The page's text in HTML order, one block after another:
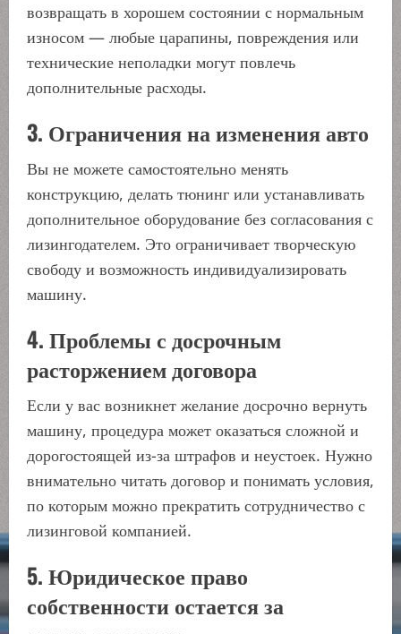
возвращать в хорошем состоянии с нормальным
износом — любые царапины, повреждения или
технические неполадки могут повлечь
дополнительные расходы.
3. Ограничения на изменения авто
Вы не можете самостоятельно менять
конструкцию, делать тюнинг или устанавливать
дополнительное оборудование без согласования с
лизингодателем. Это ограничивает творческую
свободу и возможность индивидуализировать
машину.
4. Проблемы с досрочным
расторжением договора
Если у вас возникнет желание досрочно вернуть
машину, процедура может оказаться сложной и
дорогостоящей из-за штрафов и неустоек. Нужно
внимательно читать договор и понимать условия,
по которым можно прекратить сотрудничество с
лизинговой компанией.
5. Юридическое право
собственности остается за